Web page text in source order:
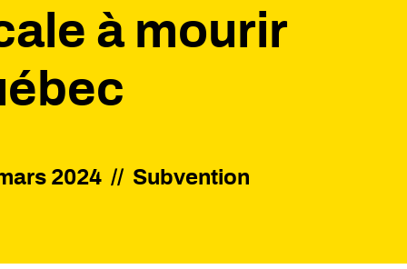
à mourir
2024 // Subvention